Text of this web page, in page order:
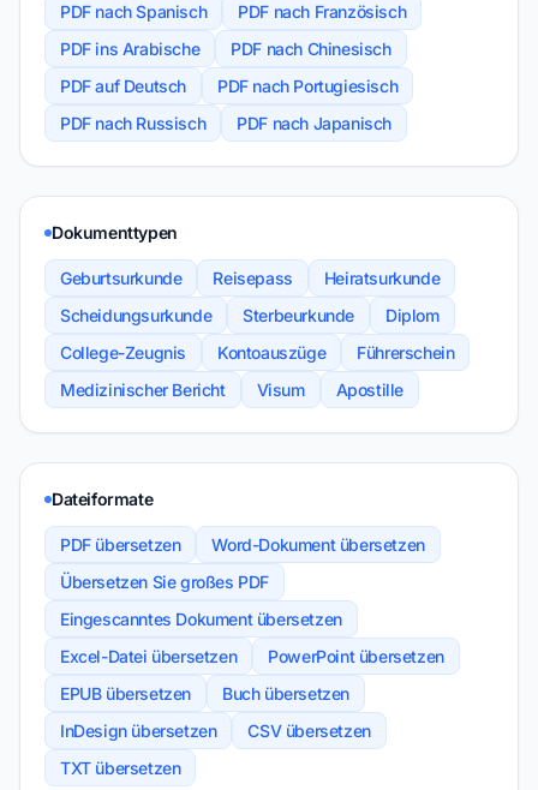
PDF nach Spanisch
PDF nach Französisch
PDF ins Arabische
PDF nach Chinesisch
PDF auf Deutsch
PDF nach Portugiesisch
PDF nach Russisch
PDF nach Japanisch
Dokumenttypen
Geburtsurkunde Reisepass
Heiratsurkunde
Scheidungsurkunde
Sterbeurkunde
Diplom
College-Zeugnis
Kontoauszüge
Führerschein
Medizinischer Bericht
Visum Apostille
Dateiformate
PDF übersetzen
Word-Dokument übersetzen
Übersetzen Sie großes PDF
Eingescanntes Dokument übersetzen
Excel-Datei übersetzen
PowerPoint übersetzen
EPUB übersetzen
Buch übersetzen
InDesign übersetzen
CSV übersetzen
TXT übersetzen